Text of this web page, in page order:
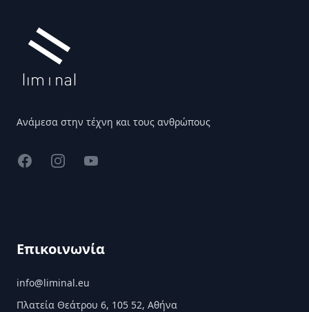
Ανάμεσα στην τέχνη και τους ανθρώπους
FacebookInstagramYouTube
Επικοινωνία
info@liminal.eu
Πλατεία Θεάτρου 6, 105 52, Αθήνα